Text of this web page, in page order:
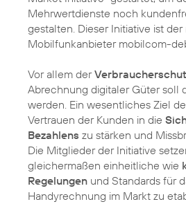
Mehrwertdienste noch
gestalten. Dieser Initiative ist
Mobilfunkanbieter mobilcom-
Vor allem der
Abrechnung digitaler Güter soll
werden. Ein wesentliches Ziel
Vertrauen der Kunden in die
Bezahlens zu stärken und
Die Mitglieder der Initiative
gleichermaßen einheitliche wie
Regelungen und Standards für
Handyrechnung im Markt zu